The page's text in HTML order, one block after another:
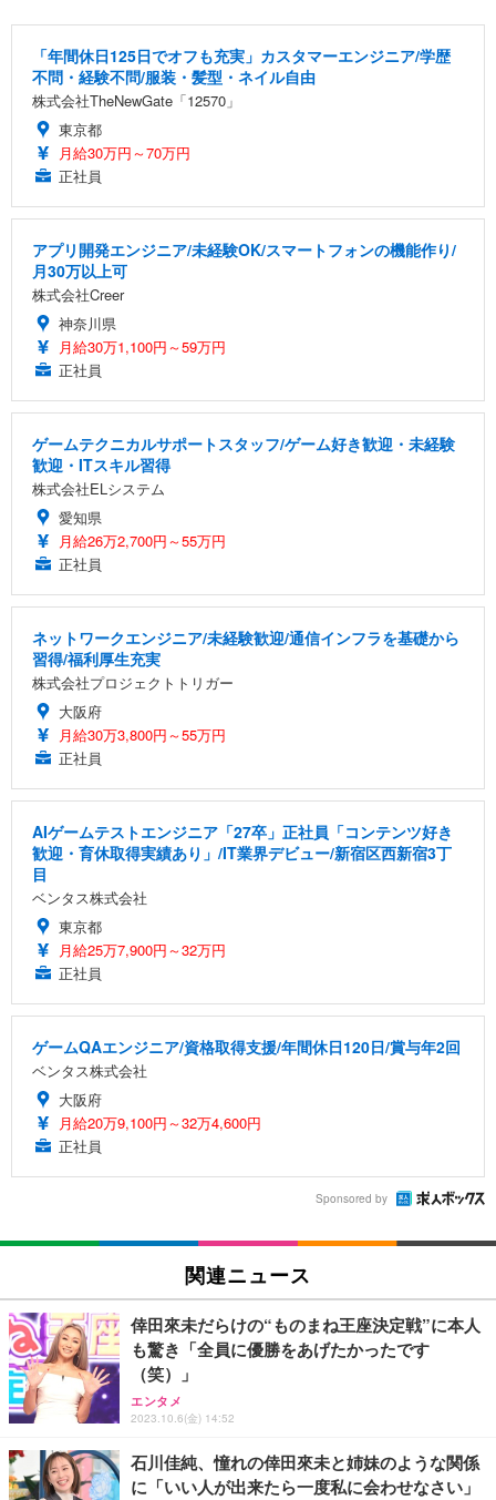
「年間休日125日でオフも充実」カスタマーエンジニア/学歴
不問・経験不問/服装・髪型・ネイル自由
株式会社TheNewGate「12570」
東京都
月給30万円～70万円
正社員
アプリ開発エンジニア/未経験OK/スマートフォンの機能作り/
月30万以上可
株式会社Creer
神奈川県
月給30万1,100円～59万円
正社員
ゲームテクニカルサポートスタッフ/ゲーム好き歓迎・未経験
歓迎・ITスキル習得
株式会社ELシステム
愛知県
月給26万2,700円～55万円
正社員
ネットワークエンジニア/未経験歓迎/通信インフラを基礎から
習得/福利厚生充実
株式会社プロジェクトトリガー
大阪府
月給30万3,800円～55万円
正社員
AIゲームテストエンジニア「27卒」正社員「コンテンツ好き
歓迎・育休取得実績あり」/IT業界デビュー/新宿区西新宿3丁
目
ベンタス株式会社
東京都
月給25万7,900円～32万円
正社員
ゲームQAエンジニア/資格取得支援/年間休日120日/賞与年2回
ベンタス株式会社
大阪府
月給20万9,100円～32万4,600円
正社員
Sponsored by
関連ニュース
倖田來未だらけの“ものまね王座決定戦”に本人
も驚き「全員に優勝をあげたかったです
（笑）」
エンタメ
2023.10.6(金) 14:52
石川佳純、憧れの倖田來未と姉妹のような関係
に「いい人が出来たら一度私に会わせなさい」